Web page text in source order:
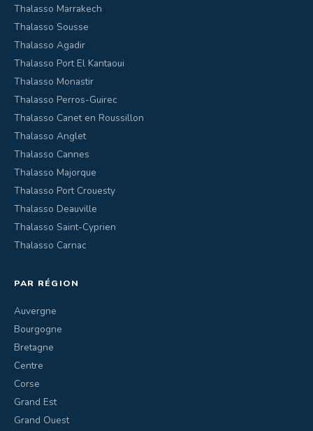
Thalasso Marrakech
Thalasso Sousse
Thalasso Agadir
Thalasso Port El Kantaoui
Thalasso Monastir
Thalasso Perros-Guirec
Thalasso Canet en Roussillon
Thalasso Anglet
Thalasso Cannes
Thalasso Majorque
Thalasso Port Crouesty
Thalasso Deauville
Thalasso Saint-Cyprien
Thalasso Carnac
PAR RÉGION
Auvergne
Bourgogne
Bretagne
Centre
Corse
Grand Est
Grand Ouest